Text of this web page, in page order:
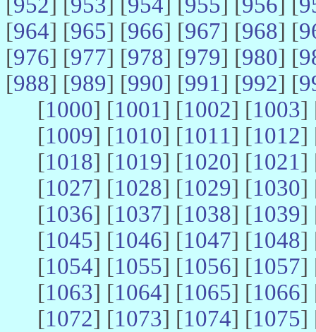
[964] [965] [966] [967] [968] [
[976] [977] [978] [979] [980] [
[988] [989] [990] [991] [992] [
[1000] [1001] [1002] [1003]
[1009] [1010] [1011] [1012]
[1018] [1019] [1020] [1021]
[1027] [1028] [1029] [1030]
[1036] [1037] [1038] [1039]
[1045] [1046] [1047] [1048]
[1054] [1055] [1056] [1057]
[1063] [1064] [1065] [1066]
[1072] [1073] [1074] [1075]